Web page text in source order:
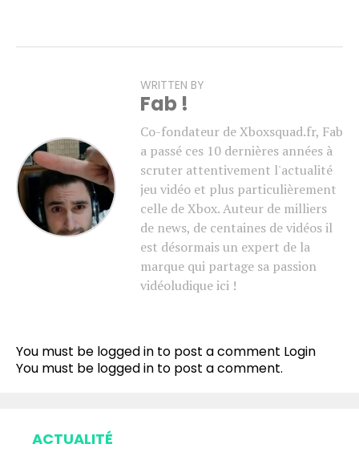
WRITTEN BY
Fab !
Co-fondateur de Xboxsquad.fr, Fab
a passé ces 10 dernières années à
scruter attentivement l'actualité
jeu vidéo et plus particulièrement
celle de Xbox. Auteur de milliers
de news, de centaines de vidéos il
est désormais un expert de la
marque qui partage sa passion
vidéoludique ici !
You must be logged in to post a comment Login
You must be logged in to post a comment.
ACTUALITÉ